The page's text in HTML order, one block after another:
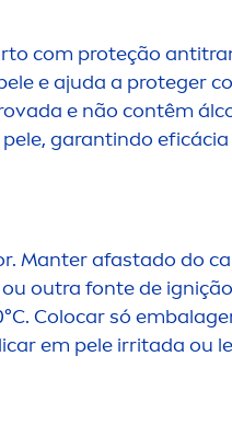
com proteção
e ajuda a proteger
e não contêm ál
garantindo
Manter afastado do
outra fonte de
Colocar só
em pele irritada ou